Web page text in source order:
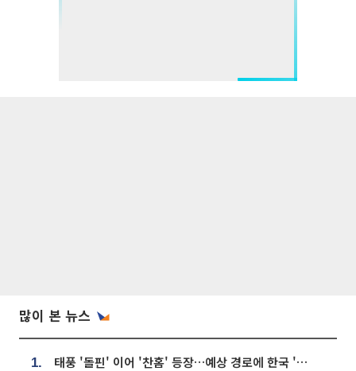
많이 본 뉴스
1. 태풍 '돌핀' 이어 '찬홈' 등장…예상 경로에 한국 '한숨'